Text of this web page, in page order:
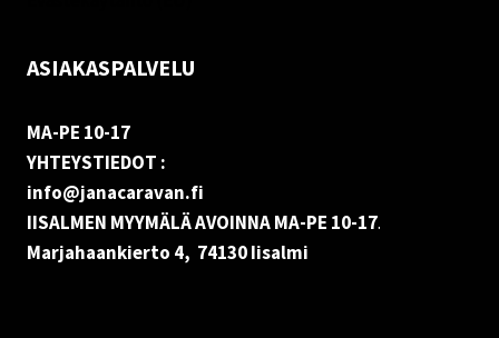
ASIAKASPALVELU
MA-PE 10-17
YHTEYSTIEDOT :
info@janacaravan.fi
IISALMEN MYYMÄLÄ AVOINNA MA-PE 10-17.
Marjahaankierto 4, 74130 Iisalmi